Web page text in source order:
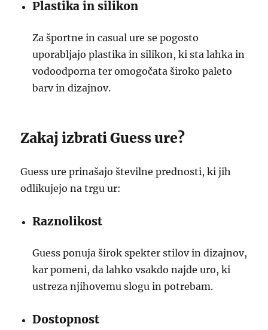
Plastika in silikon
Za športne in casual ure se pogosto
uporabljajo plastika in silikon, ki sta lahka in
vodoodporna ter omogočata široko paleto
barv in dizajnov.
Zakaj izbrati Guess ure?
Guess ure prinašajo številne prednosti, ki jih
odlikujejo na trgu ur:
Raznolikost
Guess ponuja širok spekter stilov in dizajnov,
kar pomeni, da lahko vsakdo najde uro, ki
ustreza njihovemu slogu in potrebam.
Dostopnost